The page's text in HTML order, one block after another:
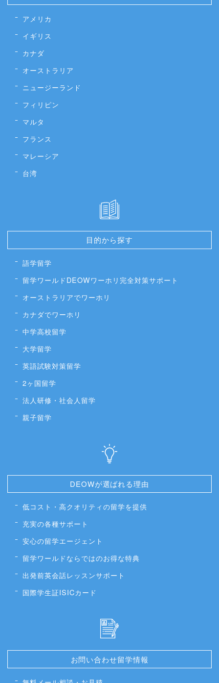
アメリカ
イギリス
カナダ
オーストラリア
ニュージーランド
フィリピン
マルタ
フランス
マレーシア
台湾
目的から探す
語学留学
留学ワールドDEOWワーホリ完全対策サポート
オーストラリアでワーホリ
カナダでワーホリ
中学高校留学
大学留学
英語試験対策留学
2ヶ国留学
法人研修・社会人留学
親子留学
DEOWが選ばれる理由
低コスト・高クオリティの留学を提供
充実の各種サポート
安心の留学エージェント
留学ワールドならではのお得な特典
出発前英会話レッスンサポート
国際学生証ISICカード
お問い合わせ留学情報